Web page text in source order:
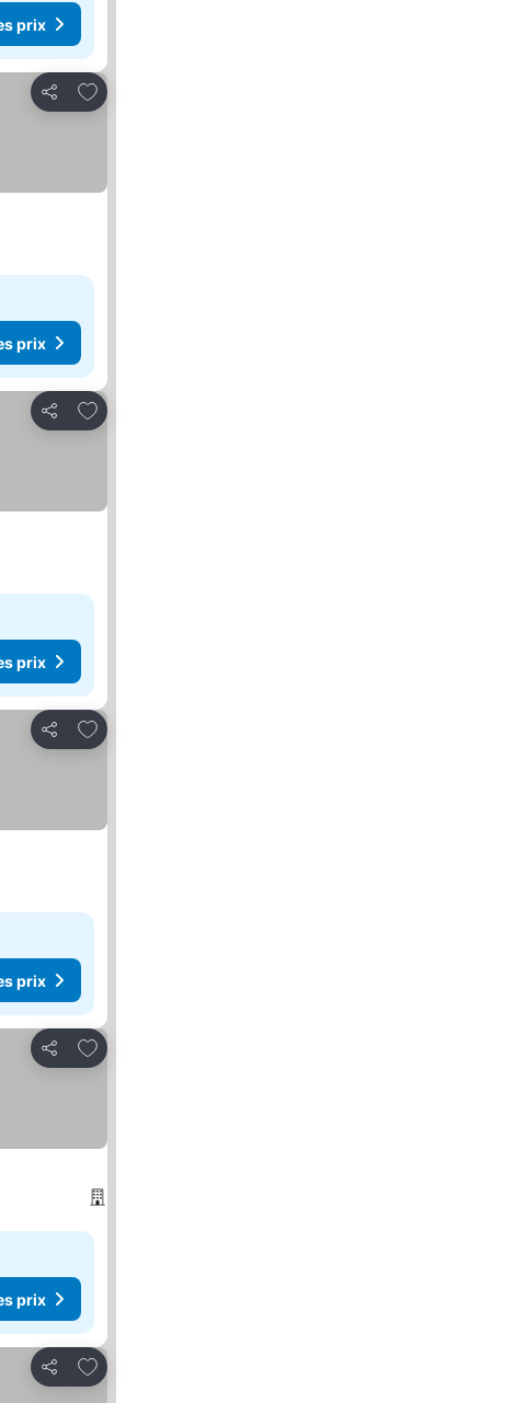
prix
Partager
Ajouter à mes favoris
prix
Partager
Ajouter à mes favoris
prix
Partager
Ajouter à mes favoris
prix
Partager
Ajouter à mes favoris
prix
Partager
Ajouter à mes favoris